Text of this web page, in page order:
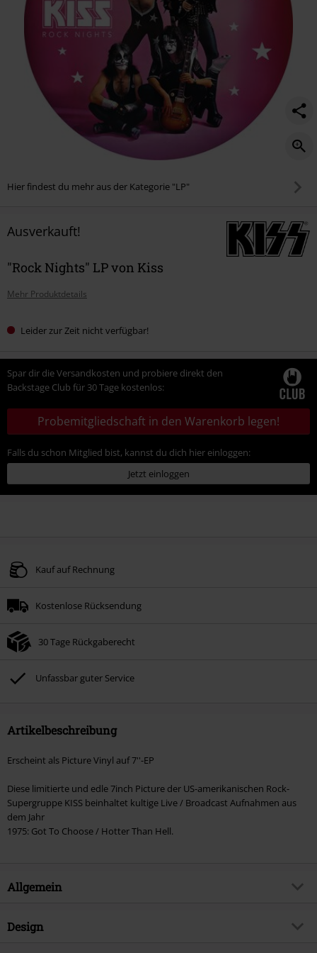
Hier findest du mehr aus der Kategorie "LP"
Ausverkauft!
"Rock Nights" LP von Kiss
Mehr Produktdetails
Leider zur Zeit nicht verfügbar!
Spar dir die Versandkosten und probiere direkt den
Backstage Club für 30 Tage kostenlos:
Probemitgliedschaft in den Warenkorb legen!
Falls du schon Mitglied bist, kannst du dich hier einloggen:
Jetzt einloggen
Kauf auf Rechnung
Kostenlose Rücksendung
30 Tage Rückgaberecht
Unfassbar guter Service
Artikelbeschreibung
Erscheint als Picture Vinyl auf 7''-EP
Diese limitierte und edle 7inch Picture der US-amerikanischen Rock-
Supergruppe KISS beinhaltet kultige Live / Broadcast Aufnahmen aus
dem Jahr
1975: Got To Choose / Hotter Than Hell.
Allgemein
Artikelnummer:
Design